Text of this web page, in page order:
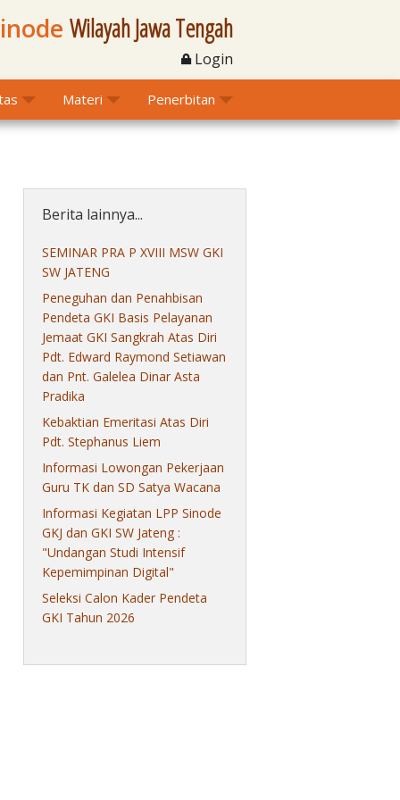
Wilayah Jawa Tengah
Login
Materi Penerbitan
Berita lainnya...
SEMINAR PRA P XVIII MSW GKI
SW JATENG
Peneguhan dan Penahbisan
Pendeta GKI Basis Pelayanan
Jemaat GKI Sangkrah Atas Diri
Pdt. Edward Raymond Setiawan
dan Pnt. Galelea Dinar Asta
Pradika
Kebaktian Emeritasi Atas Diri
Pdt. Stephanus Liem
Informasi Lowongan Pekerjaan
Guru TK dan SD Satya Wacana
Informasi Kegiatan LPP Sinode
GKJ dan GKI SW Jateng :
"Undangan Studi Intensif
Kepemimpinan Digital"
Seleksi Calon Kader Pendeta
GKI Tahun 2026